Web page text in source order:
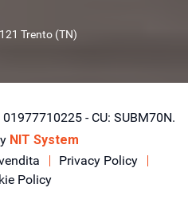
Trento (TN)
- CU: SUBM70N.
NIT System
Privacy Policy
Policy